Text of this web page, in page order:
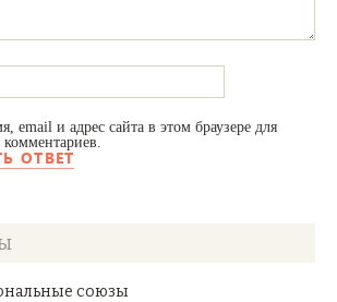
email и адрес сайта в этом браузере для
союзы